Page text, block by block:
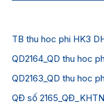
TB thu hoc phi HK3
QD2164_QD thu hoc
QD2163_QD thu hoc
QĐ số